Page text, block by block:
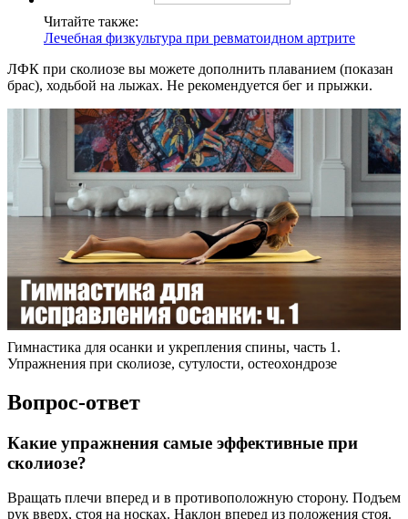
Читайте также:
Лечебная физкультура при ревматоидном артрите
ЛФК при сколиозе вы можете дополнить плаванием (показан
брас), ходьбой на лыжах. Не рекомендуется бег и прыжки.
Гимнастика для осанки и укрепления спины, часть 1.
Упражнения при сколиозе, сутулости, остеохондрозе
Вопрос-ответ
Какие упражнения самые эффективные при
сколиозе?
Вращать плечи вперед и в противоположную сторону. Подъем
рук вверх, стоя на носках. Наклон вперед из положения стоя.